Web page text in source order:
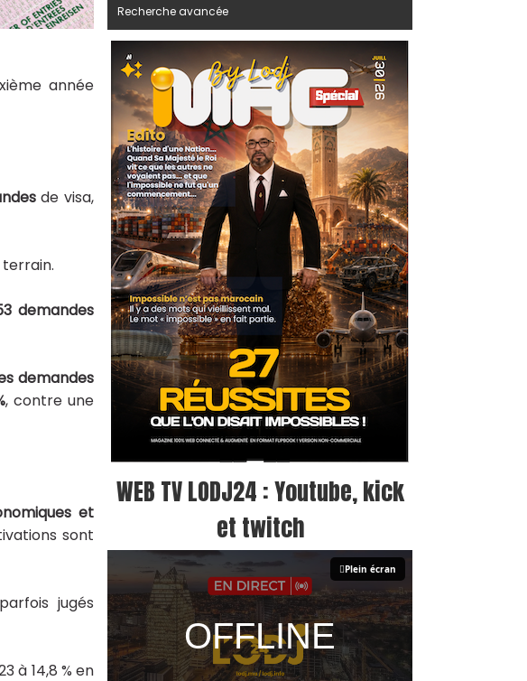
année
de visa,
demandes
demandes
, contre une
et
sont
jugés
à 14,8 % en
Recherche avancée
WEB TV LODJ24 : Youtube, kick
et twitch
Plein écran